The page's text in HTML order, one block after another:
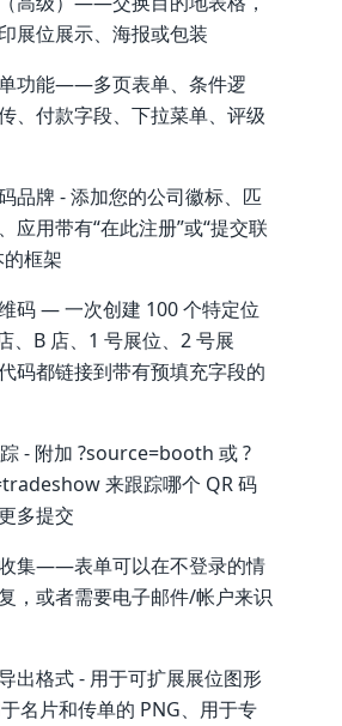
展位展示、海报或包装
功能——多页表单、条件逻
、付款字段、下拉菜单、评级
品牌 - 添加您的公司徽标、匹
应用带有“在此注册”或“提交联
的框架
码 — 一次创建 100 个特定位
、B 店、1 号展位、2 号展
码都链接到带有预填充字段的
- 附加 ?source=booth 或 ?
来跟踪哪个 QR 码
多提交
集——表单可以在不登录的情
，或者需要电子邮件/帐户来识
出格式 - 用于可扩展展位图形
名片和传单的 PNG、用于专